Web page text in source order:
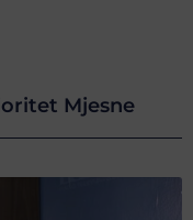
Mjesne